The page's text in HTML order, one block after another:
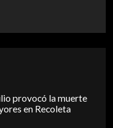
provocó la muerte
en Recoleta